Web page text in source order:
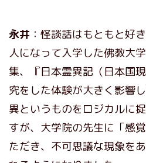
永井 ：怪談話はもともと好
人になって入学した佛教大
集、『日本霊異記（日本国
究をした体験が大きく影響
異というものをロジカルに
すが、大学院の先生に「感
ただき、不可思議な現象を